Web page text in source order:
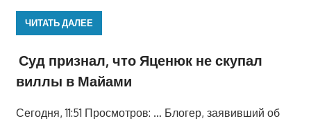
ЧИТАТЬ ДАЛЕЕ
Суд признал, что Яценюк не скупал
виллы в Майами
Сегодня, 11:51 Просмотров: … Блогер, заявивший об